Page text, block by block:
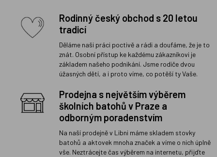
Rodinný český obchod s 20 letou
tradicí
Děláme naši práci poctivě a rádi a doufáme, že je to
znát. Osobní přístup ke každému zákazníkovi je
základem našeho podnikání. Jsme rodiče dvou
úžasných dětí, a i proto víme, co potěší ty Vaše.
Prodejna s největším výběrem
školních batohů v Praze a
odborným poradenstvím
Na naší prodejně v Libni máme skladem stovky
batohů a aktovek mnoha značek a víme o nich úplně
vše. Neztrácejte čas výběrem na internetu, přijďte